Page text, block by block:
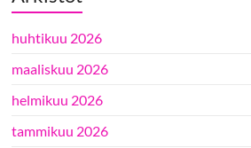
huhtikuu 2026
maaliskuu 2026
helmikuu 2026
tammikuu 2026